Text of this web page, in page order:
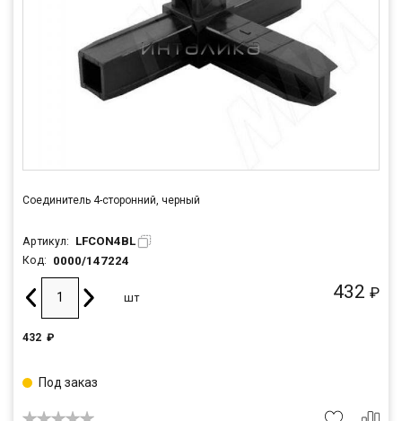
Соединитель 4-сторонний, черный
Артикул: LFCON4BL
Код: 0000/147224
432 ₽
шт
432 ₽
Под заказ